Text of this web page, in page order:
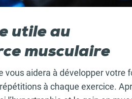
utile au
musculaire
vous aidera à développer votre
à chaque exercice.